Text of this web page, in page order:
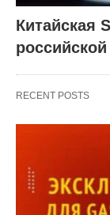
Китайская
RECENT POSTS